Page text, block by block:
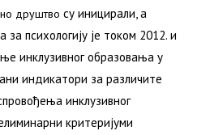
друштво су иницирали, а
психологију je током 2012. и
инклузивног образовања у
индикатори за различите
инклузивног
критеријуми